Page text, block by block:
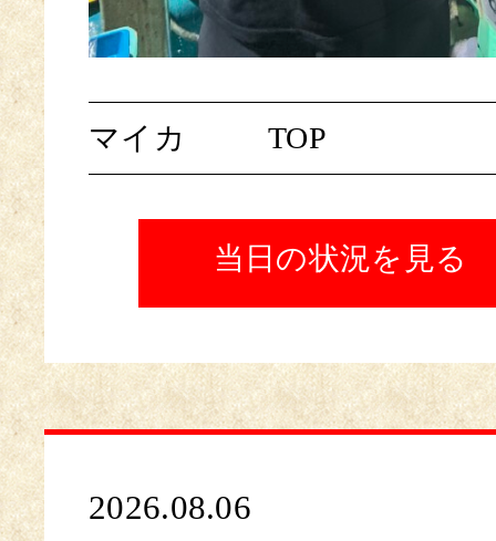
マイカ TOP
当日の状況を見る
2026.08.06